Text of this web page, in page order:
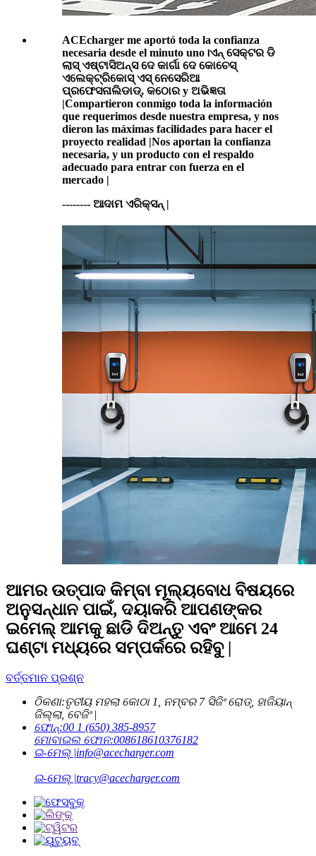
ACEcharger me aportó toda la confianza
necesaria desde el minuto uno।ଏନ୍ ସେକ୍ଟର ଡି
ଲାସ୍ ଏଷ୍ଟାସିଅନ୍ସ ଦେ କାର୍ଗା ଦେ କୋଚେସ୍
ଏଲେକ୍ଟ୍ରିକୋସ୍ ଏସ୍ ନେସେରିଆ
ପ୍ରଫେସନାଲିଡାଡ୍, କଠୋର y ଅଭିଜ୍ଞତା
|Compartieron conmigo toda la información
que requerimos desde nuestra empresa, y nos
dieron las máximas facilidades para hacer el
proyecto realidad |Nos aportan la confianza
necesaria, y un producto con el respaldo
adecuado para entrar con fuerza en el
mercado |
-------- ଆଦାମ ଏରିକ୍ସନ୍ |
ଆମର ଉତ୍ପାଦ କିମ୍ବା ମୂଲ୍ୟବୋଧ ବିଷୟରେ
ଅନୁସନ୍ଧାନ ପାଇଁ, ଦୟାକରି ଆପଣଙ୍କର
ଇମେଲ୍ ଆମକୁ ଛାଡି ଦିଅନ୍ତୁ ଏବଂ ଆମେ 24
ଘଣ୍ଟା ମଧ୍ୟରେ ସମ୍ପର୍କରେ ରହିବୁ |
ବର୍ତ୍ତମାନ ପ୍ରଶ୍ନ
ଠିକଣା:ତୃତୀୟ ମହଲା କୋଠା 1, ନମ୍ବର 7 ସିଜିଂ ରୋଡ୍, ହାଜିୟାନ୍
ଜିଲ୍ଲା, ବେଜିଂ |
ଫୋନ୍:00 1 (650) 385-8957
ମୋବାଇଲ ଫୋନ:008618610376182
ଇ-ମେଲ୍ |info@acecharger.com
ଇ-ମେଲ୍ |tracy@acecharger.com